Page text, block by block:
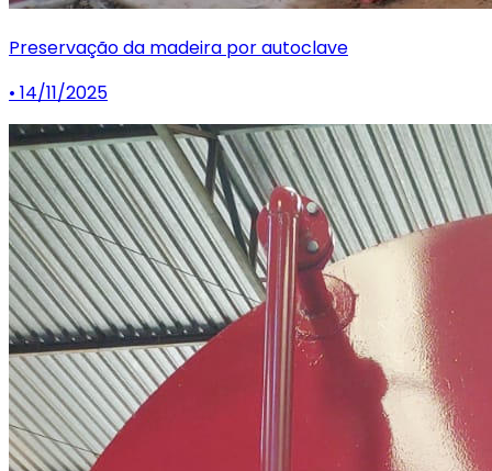
Preservação da madeira por autoclave
• 14/11/2025